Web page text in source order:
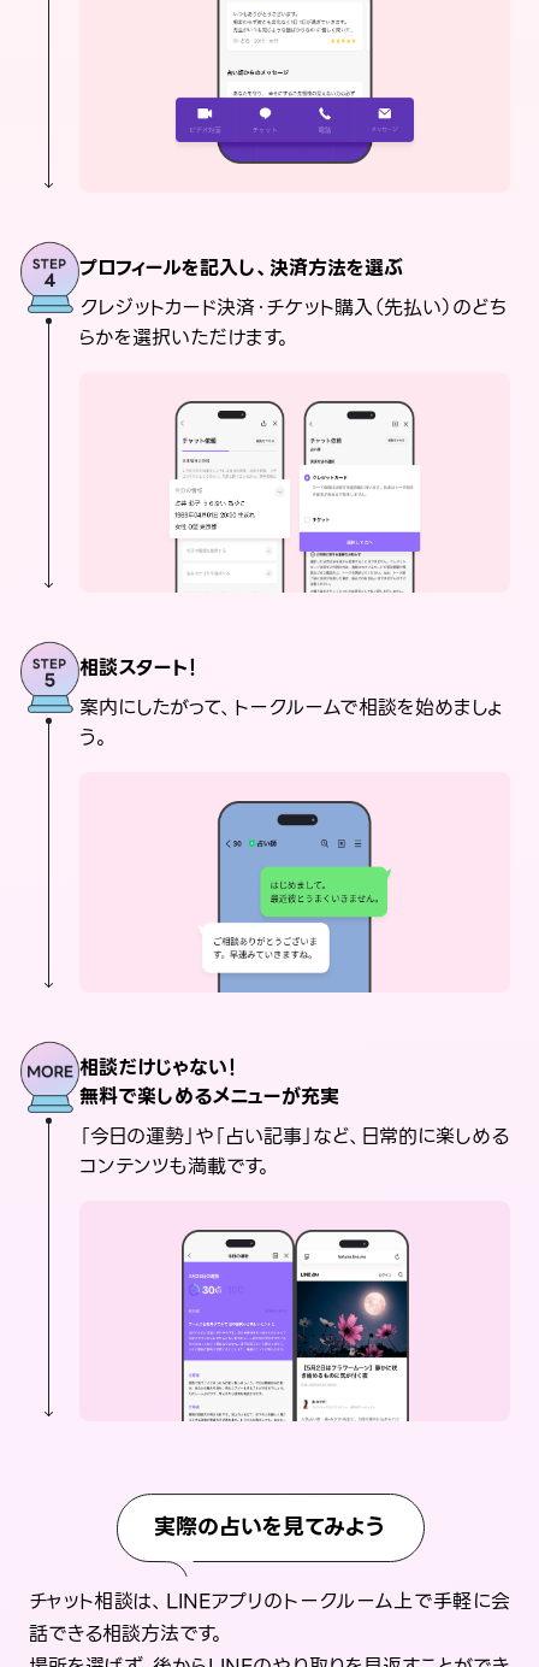
プロフィールを記入し、決済方法を選ぶ
クレジットカード決済・チケット購入（先払い）のどち
らかを選択いただけます。
相談スタート！
案内にしたがって、トークルームで相談を始めましょ
う。
相談だけじゃない！
無料で楽しめるメニューが充実
「今日の運勢」や「占い記事」など、日常的に楽しめる
コンテンツも満載です。
実際の占いを見てみよう
チャット相談は、LINEアプリのトークルーム上で手軽に会
話できる相談方法です。